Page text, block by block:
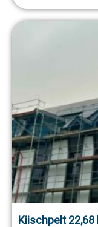
Kiischpelt 22,68